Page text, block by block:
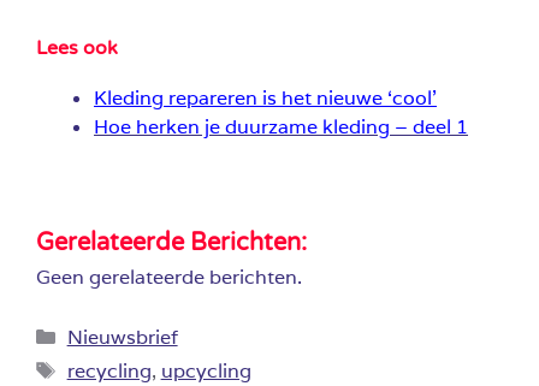
Lees ook
Kleding repareren is het nieuwe ‘cool’
Hoe herken je duurzame kleding – deel 1
Gerelateerde Berichten:
Geen gerelateerde berichten.
Categorieën
Nieuwsbrief
Tags
recycling, upcycling